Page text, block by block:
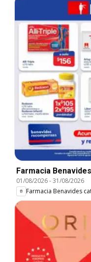
Farmacia
01/08/2026-31/08/2026
Farmacia Benavides